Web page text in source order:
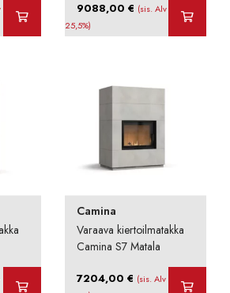
9088,00€ (sis. Alv
25,5%)
Camina
Varaava kiertoilmatakka
Camina S7 Matala
7204,00€ (sis. Alv